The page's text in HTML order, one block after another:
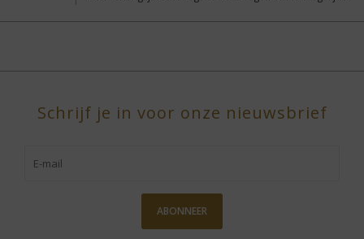
Schrijf je in voor onze nieuwsbrief
ABONNEER